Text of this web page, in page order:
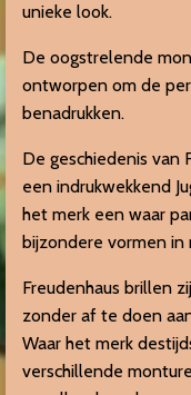
unieke look.
De oogstrelende
ontworpen om de
benadrukken.
De geschiedenis van
een indrukwekkend
het merk een waar
bijzondere vormen in
Freudenhaus brillen
zonder af te doen
Waar het merk
verschillende